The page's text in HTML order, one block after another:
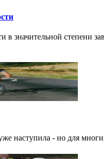
в значительной степени
наступила - но для